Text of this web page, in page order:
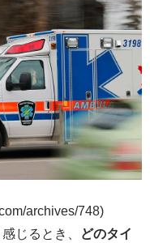
archives/748)
じるとき、
どのタイ